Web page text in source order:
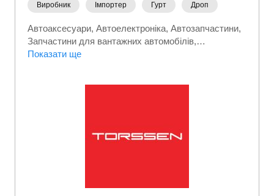
Виробник Імпортер Гурт Дроп
Автоаксесуари Автоелектроніка Автозапчастини
Запчастини для вантажних автомобілів
Запчастини та автотовари
Показати ще